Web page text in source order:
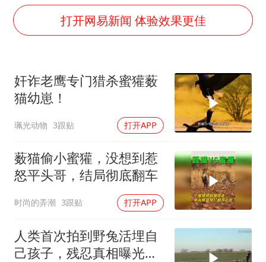
新疆一婚礼线上邀请引热议
世界第1特鲁姆普斯诺克中国赛一轮游
云南一男子胃中取出180颗铁钉
以军士兵把枪口对准中国记者
“开学三件套”全线暴涨
奋力开创中国式现代化建设新局面
打开网易新闻 体验效果更佳
奸诈老鹰专门猎杀蜜獾薮
猫幼崽！
珮光动物 3跟贴 打开APP
薮猫偷小蜜獾，没想到惹
怒平头哥，结局彻底翻车
时尚的弄潮 3跟贴 打开APP
人类首次拍到野兔活埋自
己孩子，残忍真相曝光后